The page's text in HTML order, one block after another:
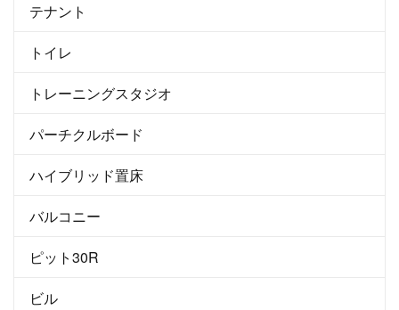
テナント
トイレ
トレーニングスタジオ
パーチクルボード
ハイブリッド置床
バルコニー
ピット30R
ビル